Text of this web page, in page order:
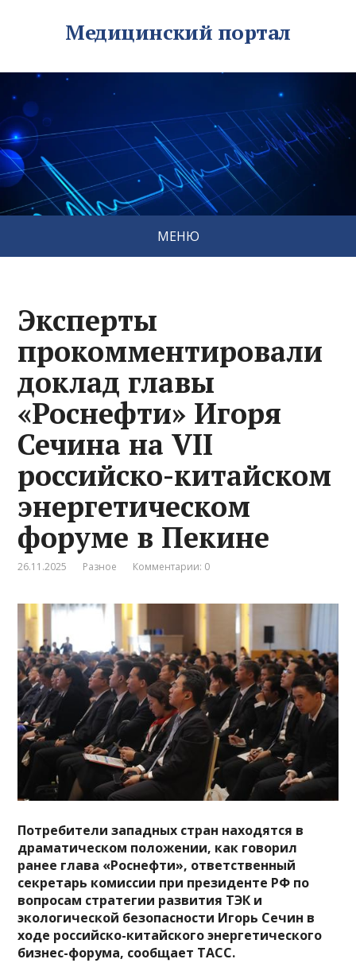
Медицинский портал
МЕНЮ
Эксперты
прокомментировали
доклад главы
«Роснефти» Игоря
Сечина на VII
российско-китайском
энергетическом
форуме в Пекине
26.11.2025 Разное Комментарии: 0
Потребители западных стран находятся в
драматическом положении, как говорил
ранее глава «Роснефти», ответственный
секретарь комиссии при президенте РФ по
вопросам стратегии развития ТЭК и
экологической безопасности Игорь Сечин в
ходе российско-китайского энергетического
бизнес-форума, сообщает ТАСС.